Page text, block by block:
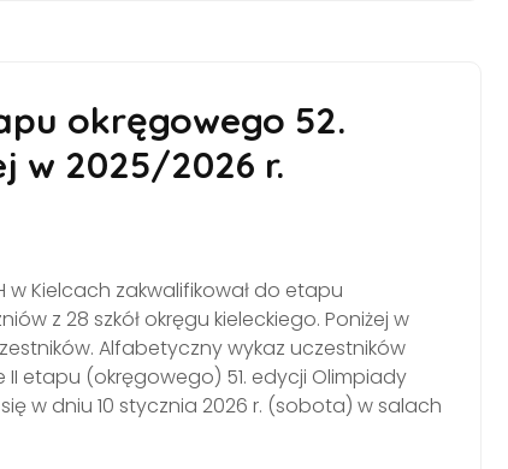
okręgowego 52.
w 2025/2026 r.
w Kielcach zakwalifikował do etapu
z 28 szkół okręgu kieleckiego. Poniżej w
Alfabetyczny wykaz uczestników
etapu (okręgowego) 51. edycji Olimpiady
w dniu 10 stycznia 2026 r. (sobota) w salach